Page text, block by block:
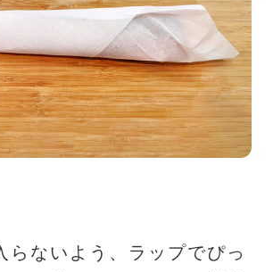
らないよう、ラップでぴっ